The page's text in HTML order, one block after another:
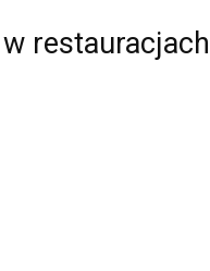
restauracjach